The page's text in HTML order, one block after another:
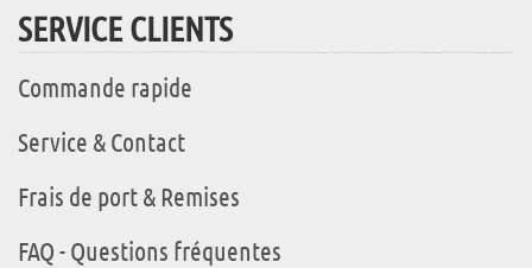
SERVICE CLIENTS
Commande rapide
Service & Contact
Frais de port & Remises
FAQ - Questions fréquentes